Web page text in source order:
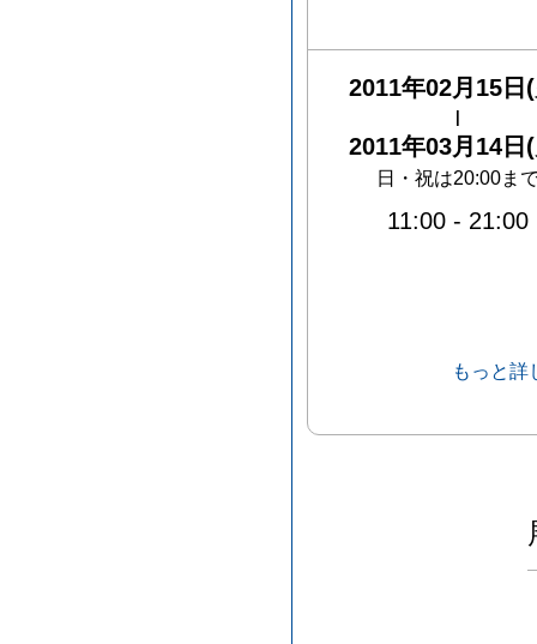
2011年02月15日
2011年03月14日
日・祝は20:00ま
11:00- 21:00
もっと詳